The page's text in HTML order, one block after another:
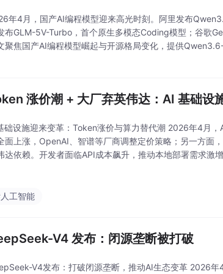
年4月，国产AI编程模型迎来高光时刻。阿里发布
布GLM-5V-Turbo，首个原生多模态Coding模型；谷歌
聚焦国产AI编程模型崛起与开源格局变化，提供
涨价潮 + 大厂弃英伟达：AI 基础设
础设施迎来变革：Token涨价与算力替代潮 2026年4月
面上涨，OpenAI、智谱等厂商调整定价策略；另一方面
达依赖。开发者面临API成本飙升，推动本地部署需求激
工智能
V4 发布：闭源垄断被打破
V4发布：打破闭源垄断，推动AI生态变革 2026